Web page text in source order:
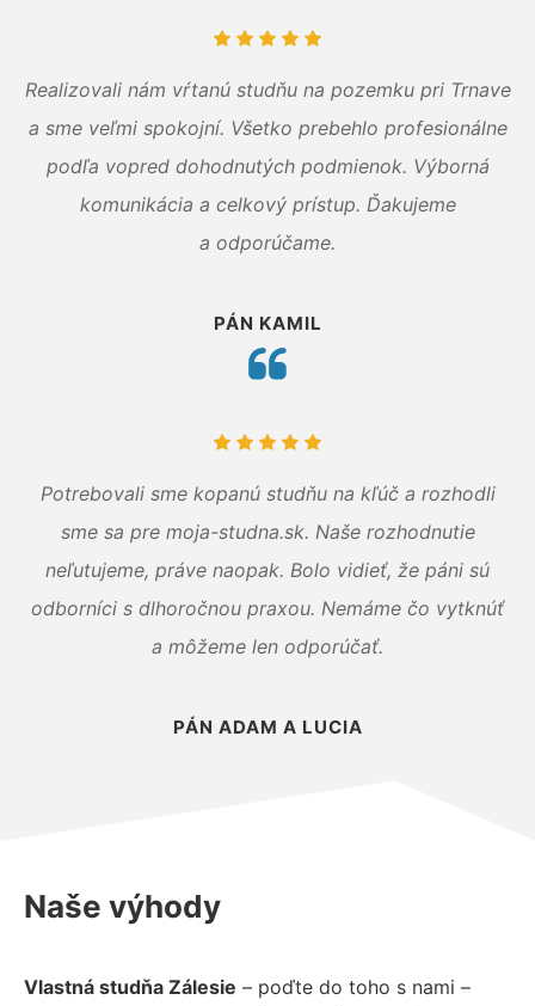
Realizovali nám vŕtanú studňu na pozemku pri Trnave
a sme veľmi spokojní. Všetko prebehlo profesionálne
podľa vopred dohodnutých podmienok. Výborná
komunikácia a celkový prístup. Ďakujeme
a odporúčame.
PÁN KAMIL
Potrebovali sme kopanú studňu na kľúč a rozhodli
sme sa pre moja-studna.sk. Naše rozhodnutie
neľutujeme, práve naopak. Bolo vidieť, že páni sú
odborníci s dlhoročnou praxou. Nemáme čo vytknúť
a môžeme len odporúčať.
PÁN ADAM A LUCIA
Naše výhody
Vlastná studňa Zálesie – poďte do toho s nami –